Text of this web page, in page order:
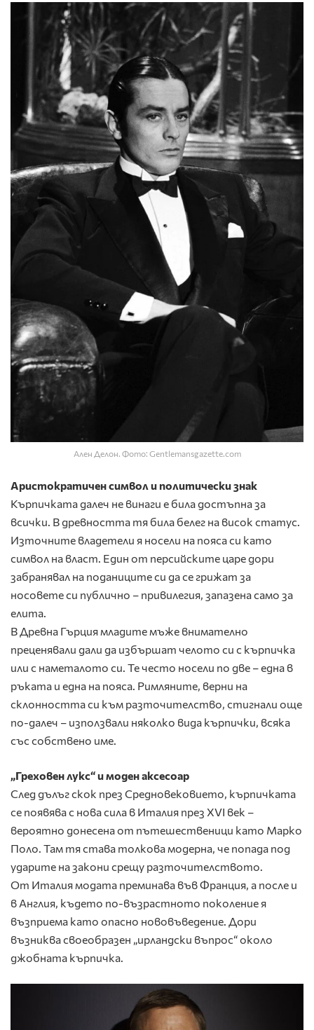
Ален Делон. Фото: Gentlemansgazette.com
Аристократичен символ и политически знак
Кърпичката далеч не винаги е била достъпна за
всички. В древността тя била белег на висок статус.
Източните владетели я носели на пояса си като
символ на власт. Един от персийските царе дори
забранявал на поданиците си да се грижат за
носовете си публично – привилегия, запазена само за
елита.
В Древна Гърция младите мъже внимателно
преценявали дали да избършат челото си с кърпичка
или с наметалото си. Те често носели по две – една в
ръката и една на пояса. Римляните, верни на
склонността си към разточителство, стигнали още
по-далеч – използвали няколко вида кърпички, всяка
със собствено име.
„Греховен лукс“ и моден аксесоар
След дълъг скок през Средновековието, кърпичката
се появява с нова сила в Италия през XVI век –
вероятно донесена от пътешественици като Марко
Поло. Там тя става толкова модерна, че попада под
ударите на закони срещу разточителството.
От Италия модата преминава във Франция, а после и
в Англия, където по-възрастното поколение я
възприема като опасно нововъведение. Дори
възниква своеобразен „ирландски въпрос“ около
джобната кърпичка.